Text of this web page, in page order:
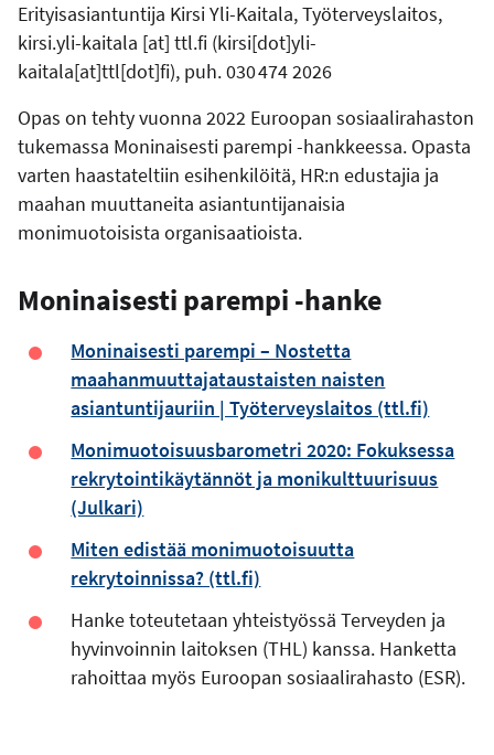
Erityisasiantuntija Kirsi Yli-Kaitala, Työterveyslaitos,
kirsi.yli-kaitala [at] ttl.fi (kirsi[dot]yli-
kaitala[at]ttl[dot]fi), puh. 030 474 2026
Opas on tehty vuonna 2022 Euroopan sosiaalirahaston
tukemassa Moninaisesti parempi -hankkeessa. Opasta
varten haastateltiin esihenkilöitä, HR:n edustajia ja
maahan muuttaneita asiantuntijanaisia
monimuotoisista organisaatioista.
Moninaisesti parempi -hanke
Moninaisesti parempi – Nostetta
maahanmuuttajataustaisten naisten
asiantuntijauriin | Työterveyslaitos (ttl.fi)
Monimuotoisuusbarometri 2020: Fokuksessa
rekrytointikäytännöt ja monikulttuurisuus
(Julkari)
Miten edistää monimuotoisuutta
rekrytoinnissa? (ttl.fi)
Hanke toteutetaan yhteistyössä Terveyden ja
hyvinvoinnin laitoksen (THL) kanssa. Hanketta
rahoittaa myös Euroopan sosiaalirahasto (ESR).